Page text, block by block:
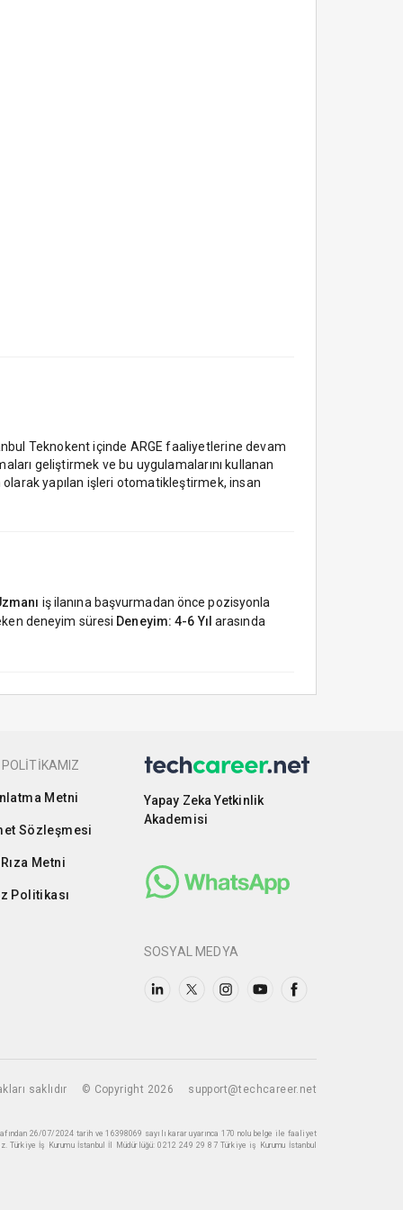
Teknokent içinde ARGE faaliyetlerine devam
geliştirmek ve bu uygulamalarını kullanan
yapılan işleri otomatikleştirmek, insan
iş ilanına başvurmadan önce pozisyonla
deneyim süresi Deneyim: 4-6 Yıl arasında
POLİTİKAMIZ
Metni
Sözleşmesi
Metni
Politikası
Yapay Zeka Yetkinlik
Akademisi
SOSYAL MEDYA
saklıdır © Copyright 2026 support@techcareer.net
26/07/2024 tarih ve 16398069 sayılı karar uyarınca 170 nolu belge ile faaliyet
İş Kurumu İstanbul İl Müdürlüğü: 0212 249 29 87 Türkiye iş Kurumu İstanbul